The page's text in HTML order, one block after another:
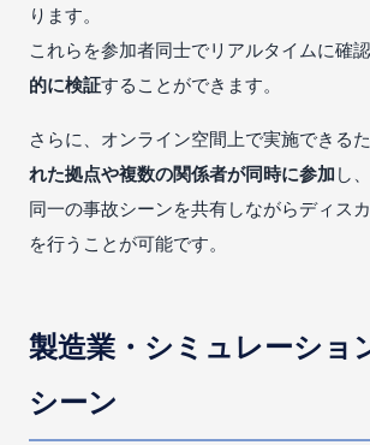
ります。
これらを参加者同士でリアルタイムに確認
的に検証することができます。
さらに、オンライン空間上で実施できるた
れた拠点や複数の関係者が同時に参加 し、
同一の事故シーンを共有しながらディス
を行うことが可能です。
製造業・シミュレーショ
シーン